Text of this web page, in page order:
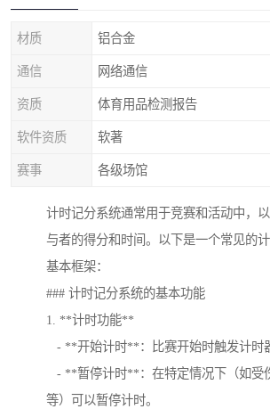
材质 铝合金
通信 网络通信
资质 体育用品检测报告
软件资质 软著
赛事 各级场馆
计时记分系统通常用于竞赛和活动中，
与者的得分和时间。以下是一个常见的
基本框架：
### 计时记分系统的基本功能
1. **计时功能**
- **开始计时**：比赛开始时触发计时
- **暂停计时**：在特定情况下（如受
等）可以暂停计时。